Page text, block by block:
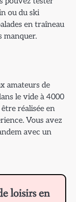
ou du ski
en traîneau
manquer.
amateurs de
le vide à 4000
réalisée en
Vous avez
avec un
loisirs en